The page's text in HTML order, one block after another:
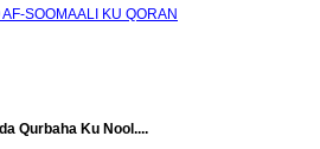
SOOMAALI KU QORAN
Qurbaha Ku Nool....